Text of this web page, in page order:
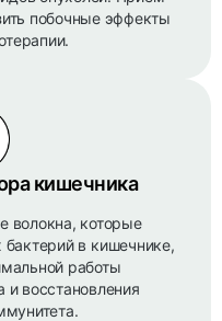
побочные эффекты
кишечника
волокна, которые
в кишечнике,
работы
и восстановления